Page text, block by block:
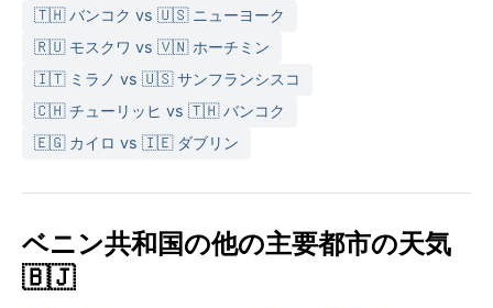
🇹🇭 バンコク vs 🇺🇸 ニューヨーク
🇷🇺 モスクワ vs 🇻🇳 ホーチミン
🇮🇹 ミラノ vs 🇺🇸 サンフランシスコ
🇨🇭 チューリッヒ vs 🇹🇭 バンコク
🇪🇬 カイロ vs 🇮🇪 ダブリン
ベニン共和国の他の主要都市の天気
🇧🇯